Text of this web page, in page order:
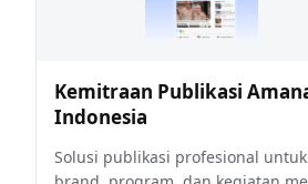
Kemitraan Publikasi
Indonesia
Solusi publikasi profesional untuk